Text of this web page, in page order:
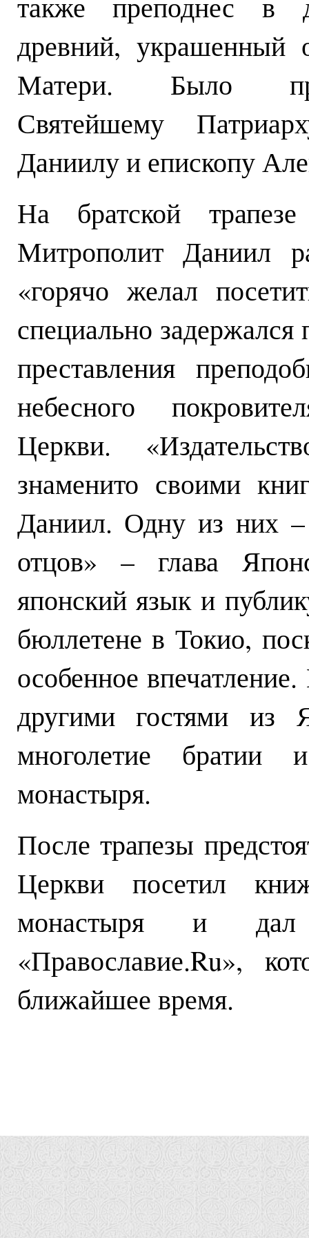
древний, украшенный
Матери. Было
Святейшему
Даниилу и епископу
На братской
Митрополит Даниил
«горячо желал
специально задержался
преставления
небесного
Церкви.
знаменито своими
Даниил. Одну из них
отцов» – глава
японский язык и
бюллетене в Токио,
особенное
другими гостями из
многолетие братии
монастыря.
После трапезы
Церкви посетил
монастыря и
«Православие.Ru»,
ближайшее время.